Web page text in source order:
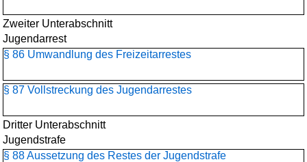
Zweiter Unterabschnitt
Jugendarrest
§ 86 Umwandlung des Freizeitarrestes
§ 87 Vollstreckung des Jugendarrestes
Dritter Unterabschnitt
Jugendstrafe
§ 88 Aussetzung des Restes der Jugendstrafe